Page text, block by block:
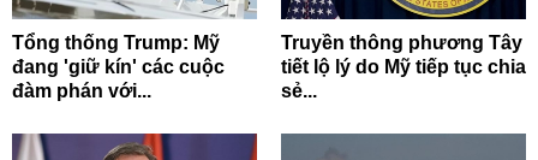
Tổng thống Trump: Mỹ
đang 'giữ kín' các cuộc
đàm phán với...
Truyền thông phương Tây
tiết lộ lý do Mỹ tiếp tục chia
sẻ...